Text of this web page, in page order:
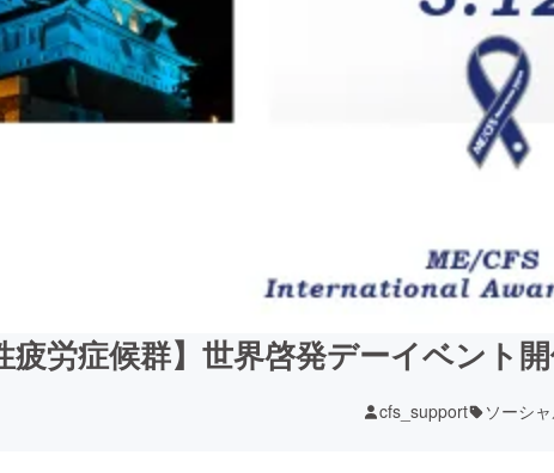
疲労症候群】世界啓発デーイベント
cfs_support ソーシ